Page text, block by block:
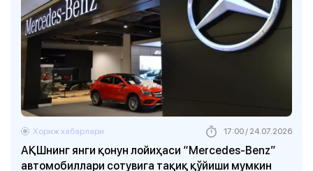
АҚШнинг янги қонун лойиҳаси “Mercedes-Benz”
автомобиллари сотувига тақиқ қўйиши мумкин
Хориж хабарлари 17:00 / 24.07.2026